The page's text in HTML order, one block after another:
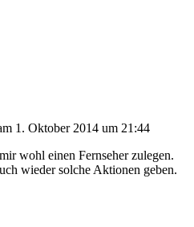
1. Oktober 2014 um 21:44
wohl einen Fernseher zulegen.
wieder solche Aktionen geben.